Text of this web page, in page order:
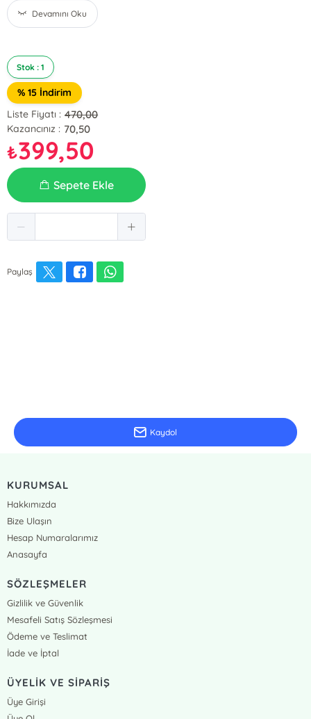
Devamını Oku
Stok : 1
% 15 İndirim
Liste Fiyatı : 470,00
Kazancınız : 70,50
₺399,50
Sepete Ekle
Paylaş
Kaydol
KURUMSAL
Hakkımızda
Bize Ulaşın
Hesap Numaralarımız
Anasayfa
SÖZLEŞMELER
Gizlilik ve Güvenlik
Mesafeli Satış Sözleşmesi
Ödeme ve Teslimat
İade ve İptal
ÜYELİK VE SİPARİŞ
Üye Girişi